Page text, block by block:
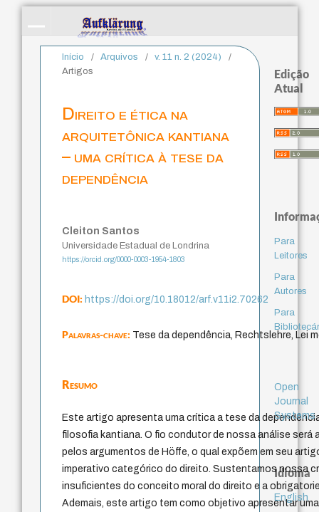
Início / Arquivos / v. 11 n. 2 (2024)
/
Artigos
Direito e ética na
arquitetônica kantiana
– uma crítica à tese da
dependência
Cleiton Santos
Universidade Estadual de Londrina
https://orcid.org/0000-0003-1954-1803
DOI:https://doi.org/10.18012/arf.v11i2.70262
Palavras-chave: Tese da dependência, Rechtslehre, Lei
Resumo
Este artigo apresenta uma crítica a tese da
filosofia kantiana. O fio condutor de nossa análise será
pelos argumentos de Höffe, o qual expõem em seu
imperativo categórico do direito. Sustentamos nossa
insuficientes do conceito moral do direito e a
Ademais, este artigo tem como objetivo apresentar
Edição
Atual
Para
Leitores
Para
Autores
Para
Open
Journal
Systems
Idioma
English